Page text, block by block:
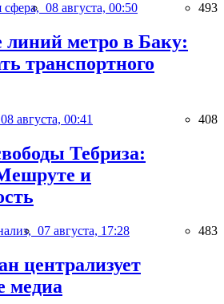
сфера, 08 августа, 00:50 493
линий метро в Баку:
транспортного
08 августа, 00:41 408
Тебриза:
и
07 августа, 17:28 483
централизует
медиа